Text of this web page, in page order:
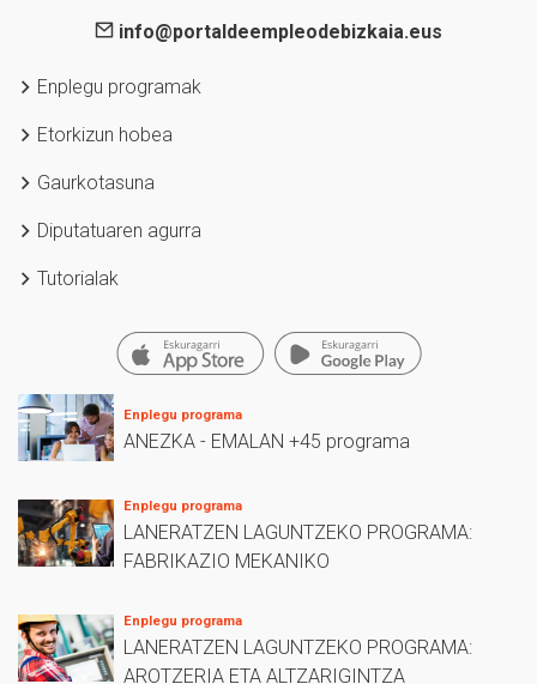
info@portaldeempleodebizkaia.eus
Enplegu programak
Etorkizun hobea
Gaurkotasuna
Diputatuaren agurra
Tutorialak
Enplegu programa
ANEZKA - EMALAN +45 programa
Enplegu programa
LANERATZEN LAGUNTZEKO PROGRAMA:
FABRIKAZIO MEKANIKO
Enplegu programa
LANERATZEN LAGUNTZEKO PROGRAMA:
AROTZERIA ETA ALTZARIGINTZA